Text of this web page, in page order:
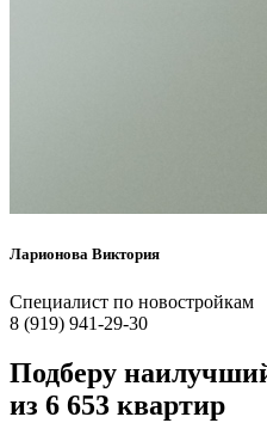
Ларионова Виктория
Специалист по новостройкам
8 (919) 941-29-30
Подберу
из 6 653 квартир